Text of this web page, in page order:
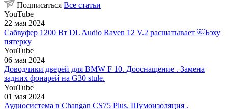
Подписаться Все статьи
YouTube
22 мая 2024
Сабвуфер 1200 Вт DL Audio Raven 12 V.2 расшатывает ￼Бэху
пятерку
YouTube
06 мая 2024
Доводчики дверей для BMW F 10. Дооснащение . Замена
задних фонарей на G30 stule.
YouTube
01 мая 2024
Аудиосистема в Changan CS75 Plus. Шумоизоляция .